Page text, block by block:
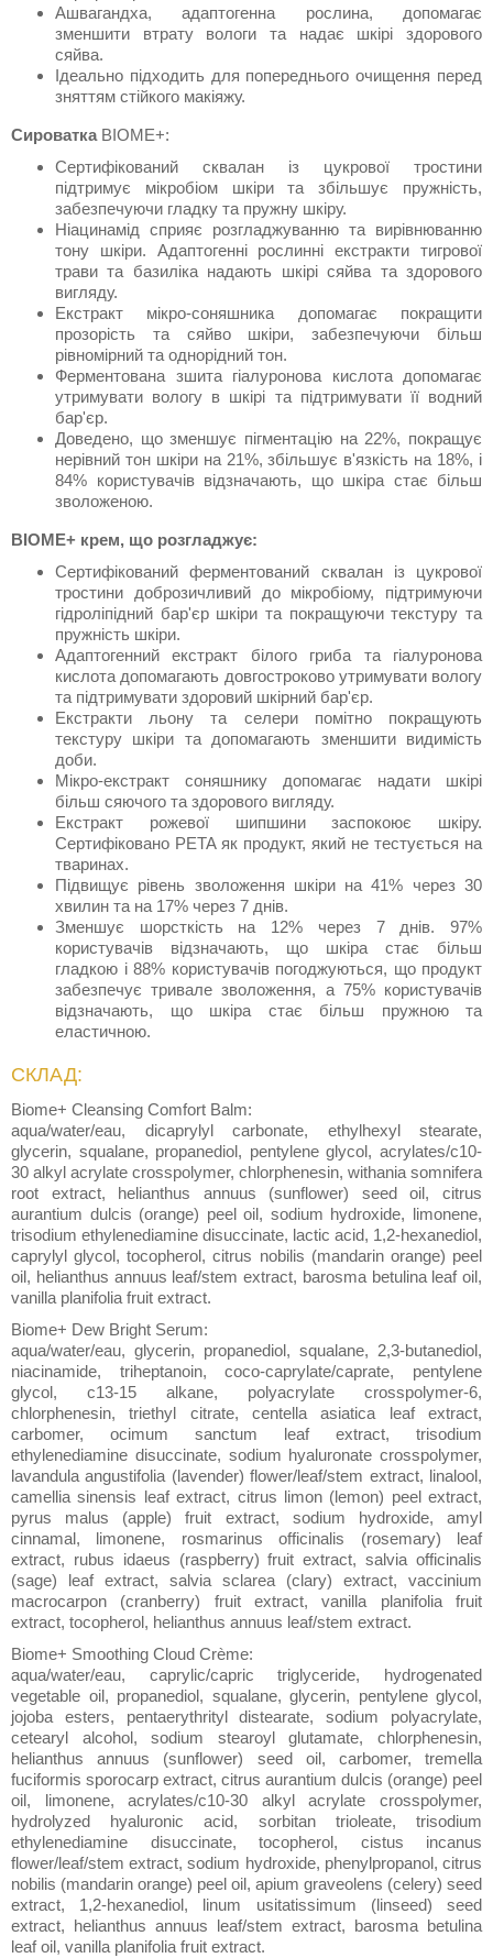
Ашвагандха, адаптогенна рослина, допомагає
зменшити втрату вологи та надає шкірі здорового
сяйва.
Ідеально підходить для попереднього очищення перед
зняттям стійкого макіяжу.
Сироватка BIOME+:
Сертифікований сквалан із цукрової тростини
підтримує мікробіом шкіри та збільшує пружність,
забезпечуючи гладку та пружну шкіру.
Ніацинамід сприяє розгладжуванню та вирівнюванню
тону шкіри. Адаптогенні рослинні екстракти тигрової
трави та базиліка надають шкірі сяйва та здорового
вигляду.
Екстракт мікро-соняшника допомагає покращити
прозорість та сяйво шкіри, забезпечуючи більш
рівномірний та однорідний тон.
Ферментована зшита гіалуронова кислота допомагає
утримувати вологу в шкірі та підтримувати її водний
бар'єр.
Доведено, що зменшує пігментацію на 22%, покращує
нерівний тон шкіри на 21%, збільшує в'язкість на 18%, і
84% користувачів відзначають, що шкіра стає більш
зволоженою.
BIOME+ крем, що розгладжує:
Сертифікований ферментований сквалан із цукрової
тростини доброзичливий до мікробіому, підтримуючи
гідроліпідний бар'єр шкіри та покращуючи текстуру та
пружність шкіри.
Адаптогенний екстракт білого гриба та гіалуронова
кислота допомагають довгостроково утримувати вологу
та підтримувати здоровий шкірний бар'єр.
Екстракти льону та селери помітно покращують
текстуру шкіри та допомагають зменшити видимість
доби.
Мікро-екстракт соняшнику допомагає надати шкірі
більш сяючого та здорового вигляду.
Екстракт рожевої шипшини заспокоює шкіру.
Сертифіковано PETA як продукт, який не тестується на
тваринах.
Підвищує рівень зволоження шкіри на 41% через 30
хвилин та на 17% через 7 днів.
Зменшує шорсткість на 12% через 7 днів. 97%
користувачів відзначають, що шкіра стає більш
гладкою і 88% користувачів погоджуються, що продукт
забезпечує тривале зволоження, а 75% користувачів
відзначають, що шкіра стає більш пружною та
еластичною.
СКЛАД:
Biome+ Cleansing Comfort Balm:
aqua/water/eau, dicaprylyl carbonate, ethylhexyl stearate,
glycerin, squalane, propanediol, pentylene glycol, acrylates/c10-
30 alkyl acrylate crosspolymer, chlorphenesin, withania somnifera
root extract, helianthus annuus (sunflower) seed oil, citrus
aurantium dulcis (orange) peel oil, sodium hydroxide, limonene,
trisodium ethylenediamine disuccinate, lactic acid, 1,2-hexanediol,
caprylyl glycol, tocopherol, citrus nobilis (mandarin orange) peel
oil, helianthus annuus leaf/stem extract, barosma betulina leaf oil,
vanilla planifolia fruit extract.
Biome+ Dew Bright Serum:
aqua/water/eau, glycerin, propanediol, squalane, 2,3-butanediol,
niacinamide, triheptanoin, coco-caprylate/caprate, pentylene
glycol, c13-15 alkane, polyacrylate crosspolymer-6,
chlorphenesin, triethyl citrate, centella asiatica leaf extract,
carbomer, ocimum sanctum leaf extract, trisodium
ethylenediamine disuccinate, sodium hyaluronate crosspolymer,
lavandula angustifolia (lavender) flower/leaf/stem extract, linalool,
camellia sinensis leaf extract, citrus limon (lemon) peel extract,
pyrus malus (apple) fruit extract, sodium hydroxide, amyl
cinnamal, limonene, rosmarinus officinalis (rosemary) leaf
extract, rubus idaeus (raspberry) fruit extract, salvia officinalis
(sage) leaf extract, salvia sclarea (clary) extract, vaccinium
macrocarpon (cranberry) fruit extract, vanilla planifolia fruit
extract, tocopherol, helianthus annuus leaf/stem extract.
Biome+ Smoothing Cloud Crème:
aqua/water/eau, caprylic/capric triglyceride, hydrogenated
vegetable oil, propanediol, squalane, glycerin, pentylene glycol,
jojoba esters, pentaerythrityl distearate, sodium polyacrylate,
cetearyl alcohol, sodium stearoyl glutamate, chlorphenesin,
helianthus annuus (sunflower) seed oil, carbomer, tremella
fuciformis sporocarp extract, citrus aurantium dulcis (orange) peel
oil, limonene, acrylates/c10-30 alkyl acrylate crosspolymer,
hydrolyzed hyaluronic acid, sorbitan trioleate, trisodium
ethylenediamine disuccinate, tocopherol, cistus incanus
flower/leaf/stem extract, sodium hydroxide, phenylpropanol, citrus
nobilis (mandarin orange) peel oil, apium graveolens (celery) seed
extract, 1,2-hexanediol, linum usitatissimum (linseed) seed
extract, helianthus annuus leaf/stem extract, barosma betulina
leaf oil, vanilla planifolia fruit extract.